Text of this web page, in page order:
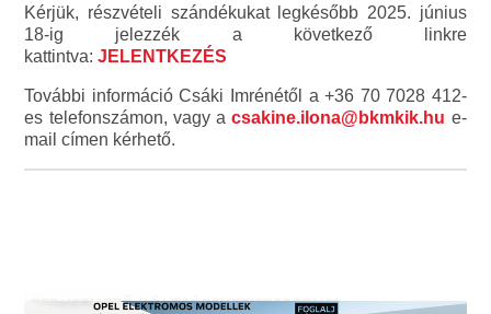
Kérjük, részvételi szándékukat legkésőbb 2025. június
18-ig jelezzék a következő linkre
kattintva:JELENTKEZÉS
További információ Csáki Imrénétől a +36 70 7028 412-
es telefonszámon, vagy acsakine.ilona@bkmkik.hu e-
mail címen kérhető.